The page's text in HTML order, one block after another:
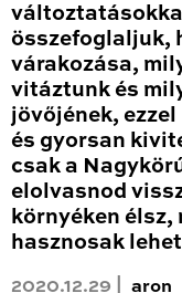
összefoglaljuk,
várakozása,
vitáztunk és
jövőjének,
és gyorsan
csak a
elolvasnod
környéken
hasznosak
2020.12.29 | aron